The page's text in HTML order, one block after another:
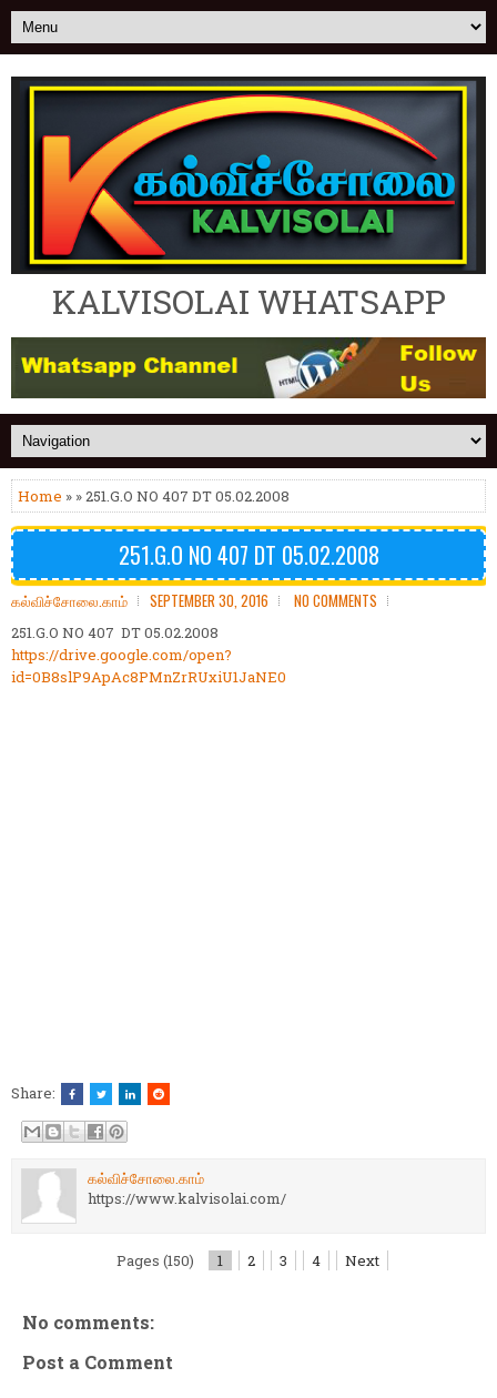
KALVISOLAI WHATSAPP
Home » » 251.G.O NO 407 DT 05.02.2008
251.G.O NO 407 DT 05.02.2008
கல்விச்சோலை.காம் SEPTEMBER 30, 2016 NO COMMENTS
251.G.O NO 407 DT 05.02.2008
https://drive.google.com/open?
id=0B8slP9ApAc8PMnZrRUxiU1JaNE0
Share:
கல்விச்சோலை.காம்
https://www.kalvisolai.com/
Pages (150) 1 2 3 4 Next
No comments:
Post a Comment